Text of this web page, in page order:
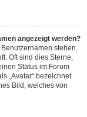
angezeigt werden?
stehen.
Oft sind dies Sterne,
Status im Forum
„Avatar“ bezeichnet.
Bild, welches von